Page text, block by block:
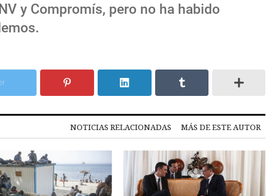
y Compromís, pero no ha habido
NOTICIAS RELACIONADAS MÁS DE ESTE AUTOR